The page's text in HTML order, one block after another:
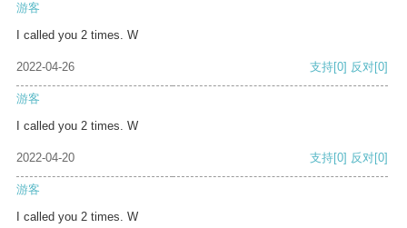
游客
I called you 2 times. W
2022-04-26 支持[0] 反对[0]
游客
I called you 2 times. W
2022-04-20 支持[0] 反对[0]
游客
I called you 2 times. W